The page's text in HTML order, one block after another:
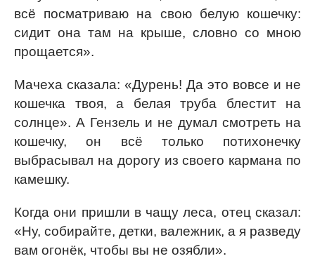
всё посматриваю на свою белую кошечку:
сидит она там на крыше, словно со мною
прощается».
Мачеха сказала: «Дурень! Да это вовсе и не
кошечка твоя, а белая труба блестит на
солнце». А Гензель и не думал смотреть на
кошечку, он всё только потихонечку
выбрасывал на дорогу из своего кармана по
камешку.
Когда они пришли в чащу леса, отец сказал:
«Ну, собирайте, детки, валежник, а я разведу
вам огонёк, чтобы вы не озябли».